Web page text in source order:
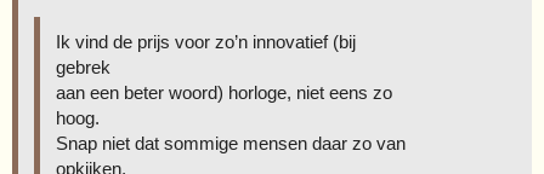
Ik vind de prijs voor zo’n innovatief (bij
gebrek
aan een beter woord) horloge, niet eens zo
hoog.
Snap niet dat sommige mensen daar zo van
opkijken,